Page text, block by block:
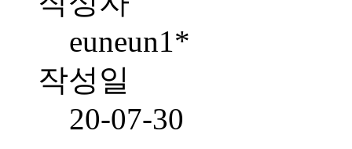
euneun1*
작성일
20-07-30